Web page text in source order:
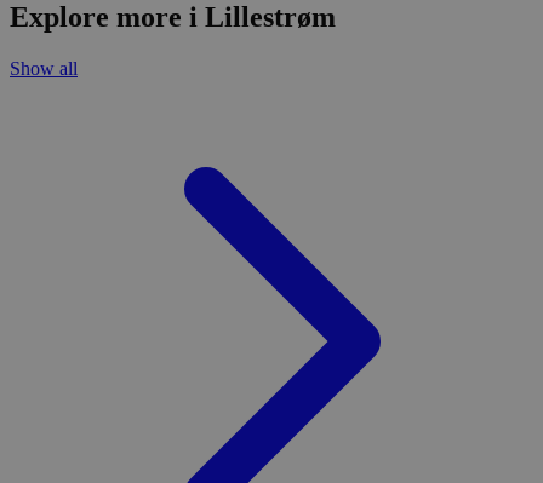
Explore more i Lillestrøm
Show all